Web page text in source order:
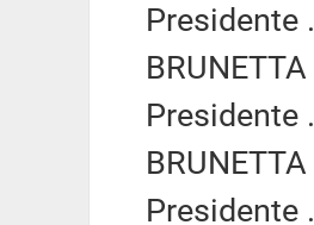
Presidente
Presidente
Presidente